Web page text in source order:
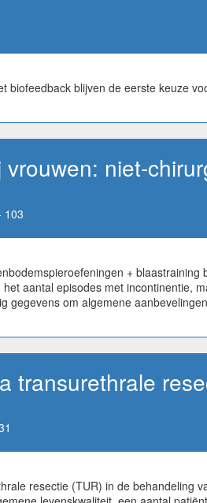
biofeedback blijven de eerste keuze
niet-
103
+
aantal episodes met incontinentie,
gegevens om algemene
transurethrale
resectie (TUR) in de behandeling